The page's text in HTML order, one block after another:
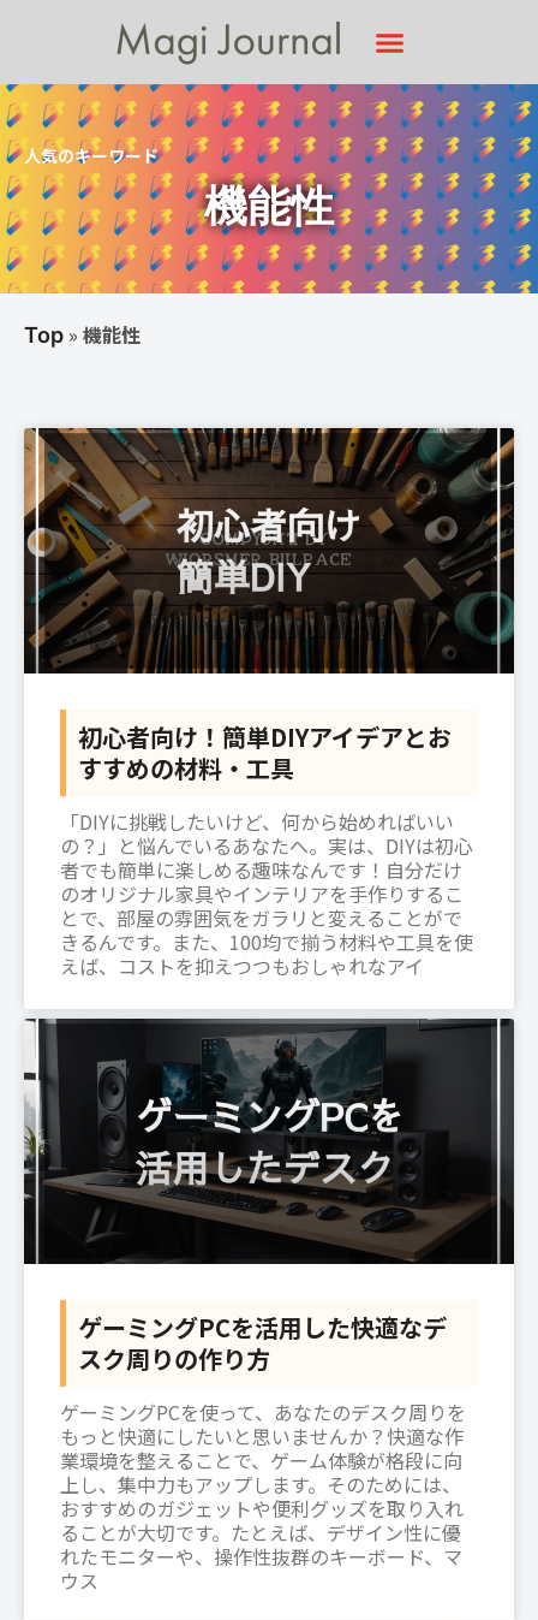
人気のキーワード
機能性
Top » 機能性
初心者向け！簡単DIYアイデアとお
すすめの材料・工具
「DIYに挑戦したいけど、何から始めればいい
の？」と悩んでいるあなたへ。実は、DIYは初心
者でも簡単に楽しめる趣味なんです！自分だけ
のオリジナル家具やインテリアを手作りするこ
とで、部屋の雰囲気をガラリと変えることがで
きるんです。また、100均で揃う材料や工具を使
えば、コストを抑えつつもおしゃれなアイ
ゲーミングPCを活用した快適なデ
スク周りの作り方
ゲーミングPCを使って、あなたのデスク周りを
もっと快適にしたいと思いませんか？快適な作
業環境を整えることで、ゲーム体験が格段に向
上し、集中力もアップします。そのためには、
おすすめのガジェットや便利グッズを取り入れ
ることが大切です。たとえば、デザイン性に優
れたモニターや、操作性抜群のキーボード、マ
ウス